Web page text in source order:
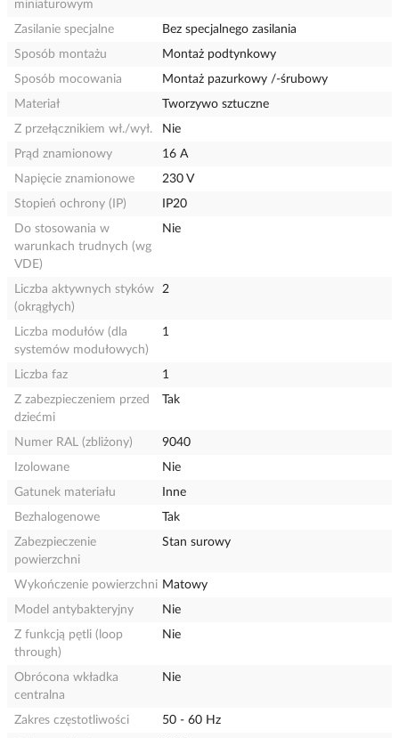
miniaturowym
Zasilanie specjalne
Bez specjalnego zasilania
Sposób montażu
Montaż podtynkowy
Sposób mocowania
Montaż pazurkowy /-śrubowy
Materiał
Tworzywo sztuczne
Z przełącznikiem wł./wył.
Nie
Prąd znamionowy
16 A
Napięcie znamionowe
230 V
Stopień ochrony (IP)
IP20
Do stosowania w
warunkach trudnych (wg
VDE)
Nie
Liczba aktywnych styków
(okrągłych)
2
Liczba modułów (dla
systemów modułowych)
1
Liczba faz
1
Z zabezpieczeniem przed
dziećmi
Tak
Numer RAL (zbliżony)
9040
Izolowane
Nie
Gatunek materiału
Inne
Bezhalogenowe
Tak
Zabezpieczenie
powierzchni
Stan surowy
Wykończenie powierzchni Matowy
Model antybakteryjny
Nie
Z funkcją pętli (loop
through)
Nie
Obrócona wkładka
centralna
Nie
Zakres częstotliwości
50 - 60 Hz